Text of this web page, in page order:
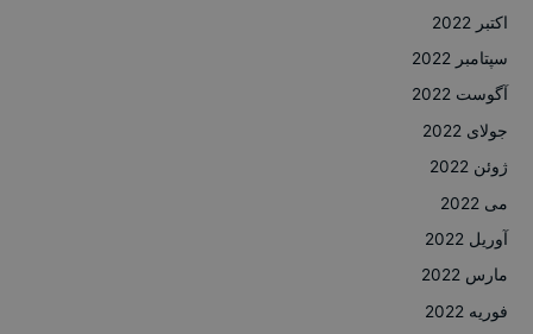
اکتبر 2022
سپتامبر 2022
آگوست 2022
جولای 2022
ژوئن 2022
می 2022
آوریل 2022
مارس 2022
فوریه 2022